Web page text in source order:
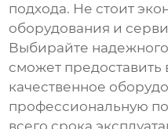
подхода. Не стоит
оборудования и
Выбирайте
сможет предоставить
качественное
профессиональную